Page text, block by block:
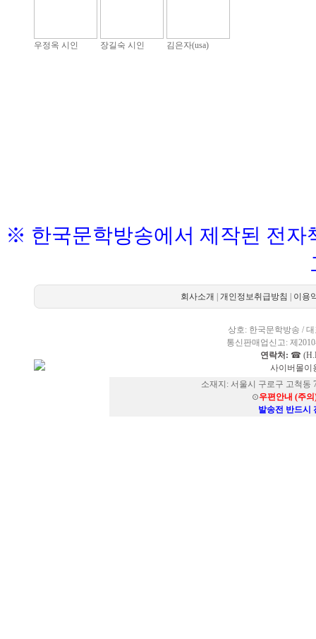
우정옥 시인 장길숙 시인 김은자(usa)
※ 한국문학방송에서 제작된 전자
회사소개 개인정보취급방침 이용
상호: 한국문학방송 /
통신판매업신고: 제
연락처: ☎
사이버몰이
소재지: 서울시 구로구 고척동
⊙우편안내 (주
발송전 반드시